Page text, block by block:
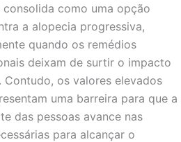
consolida como uma opção
a alopecia progressiva,
quando os remédios
deixam de surtir o impacto
Contudo, os valores elevados
uma barreira para que a
das pessoas avance nas
para alcançar o